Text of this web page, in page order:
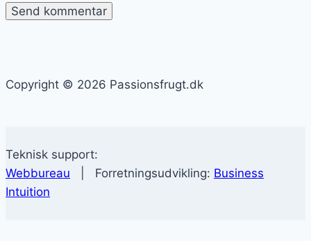
Copyright © 2026 Passionsfrugt.dk
Teknisk support:
Webbureau | Forretningsudvikling: Business
Intuition